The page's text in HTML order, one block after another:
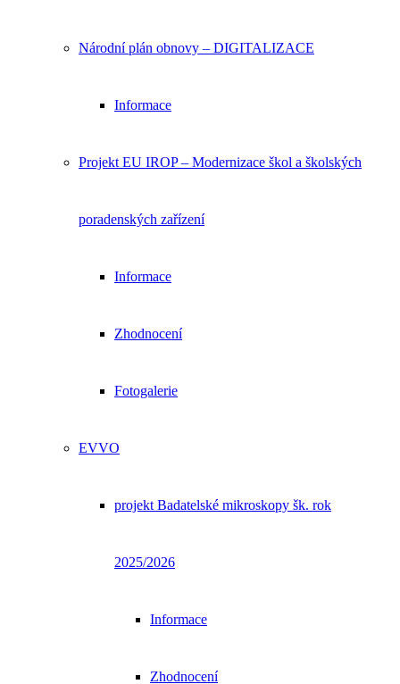
Národní plán obnovy – DIGITALIZACE
Informace
Projekt EU IROP – Modernizace škol a školských
poradenských zařízení
Informace
Zhodnocení
Fotogalerie
EVVO
projekt Badatelské mikroskopy šk. rok
2025/2026
Informace
Zhodnocení